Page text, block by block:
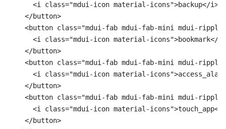
      <i class="mdui-icon material-icons">backup</i>
    </button>
<button class="mdui-fab mdui-fab-mini mdui-ripple
      <i class="mdui-icon material-icons">bookmark</i>
    </button>
<button class="mdui-fab mdui-fab-mini mdui-ripple
<i class="mdui-icon material-
    </button>
<button class="mdui-fab mdui-fab-mini mdui-ripple
<i class="mdui-icon material-icons">touch_app</
    </button>